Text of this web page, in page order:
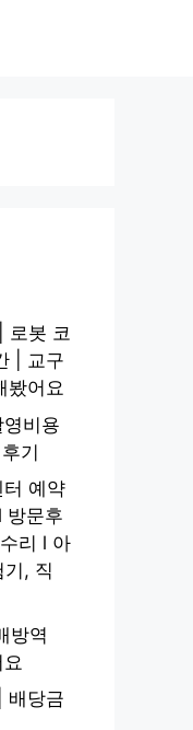
로봇 코
| 교구
봤어요
비용
기
예약
방문후
리 l 아
, 직
방역
배당금